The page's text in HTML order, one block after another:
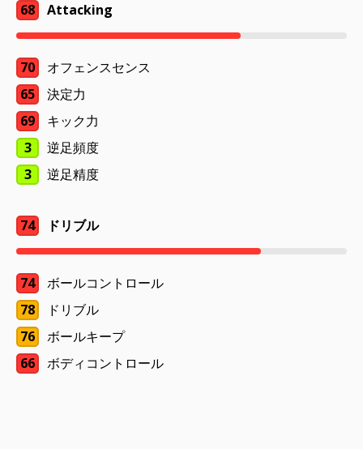
68
Attacking
70
オフェンスセンス
65
決定力
69
キック力
3
逆足頻度
3
逆足精度
74 ドリブル
74
ボールコントロール
78
ドリブル
76
ボールキープ
66
ボディコントロール